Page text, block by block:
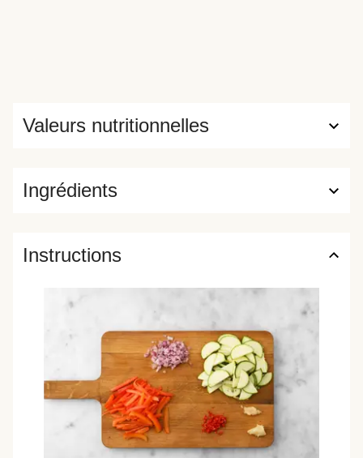
Ingrédients
Valeurs nutritionnelles
Instructions